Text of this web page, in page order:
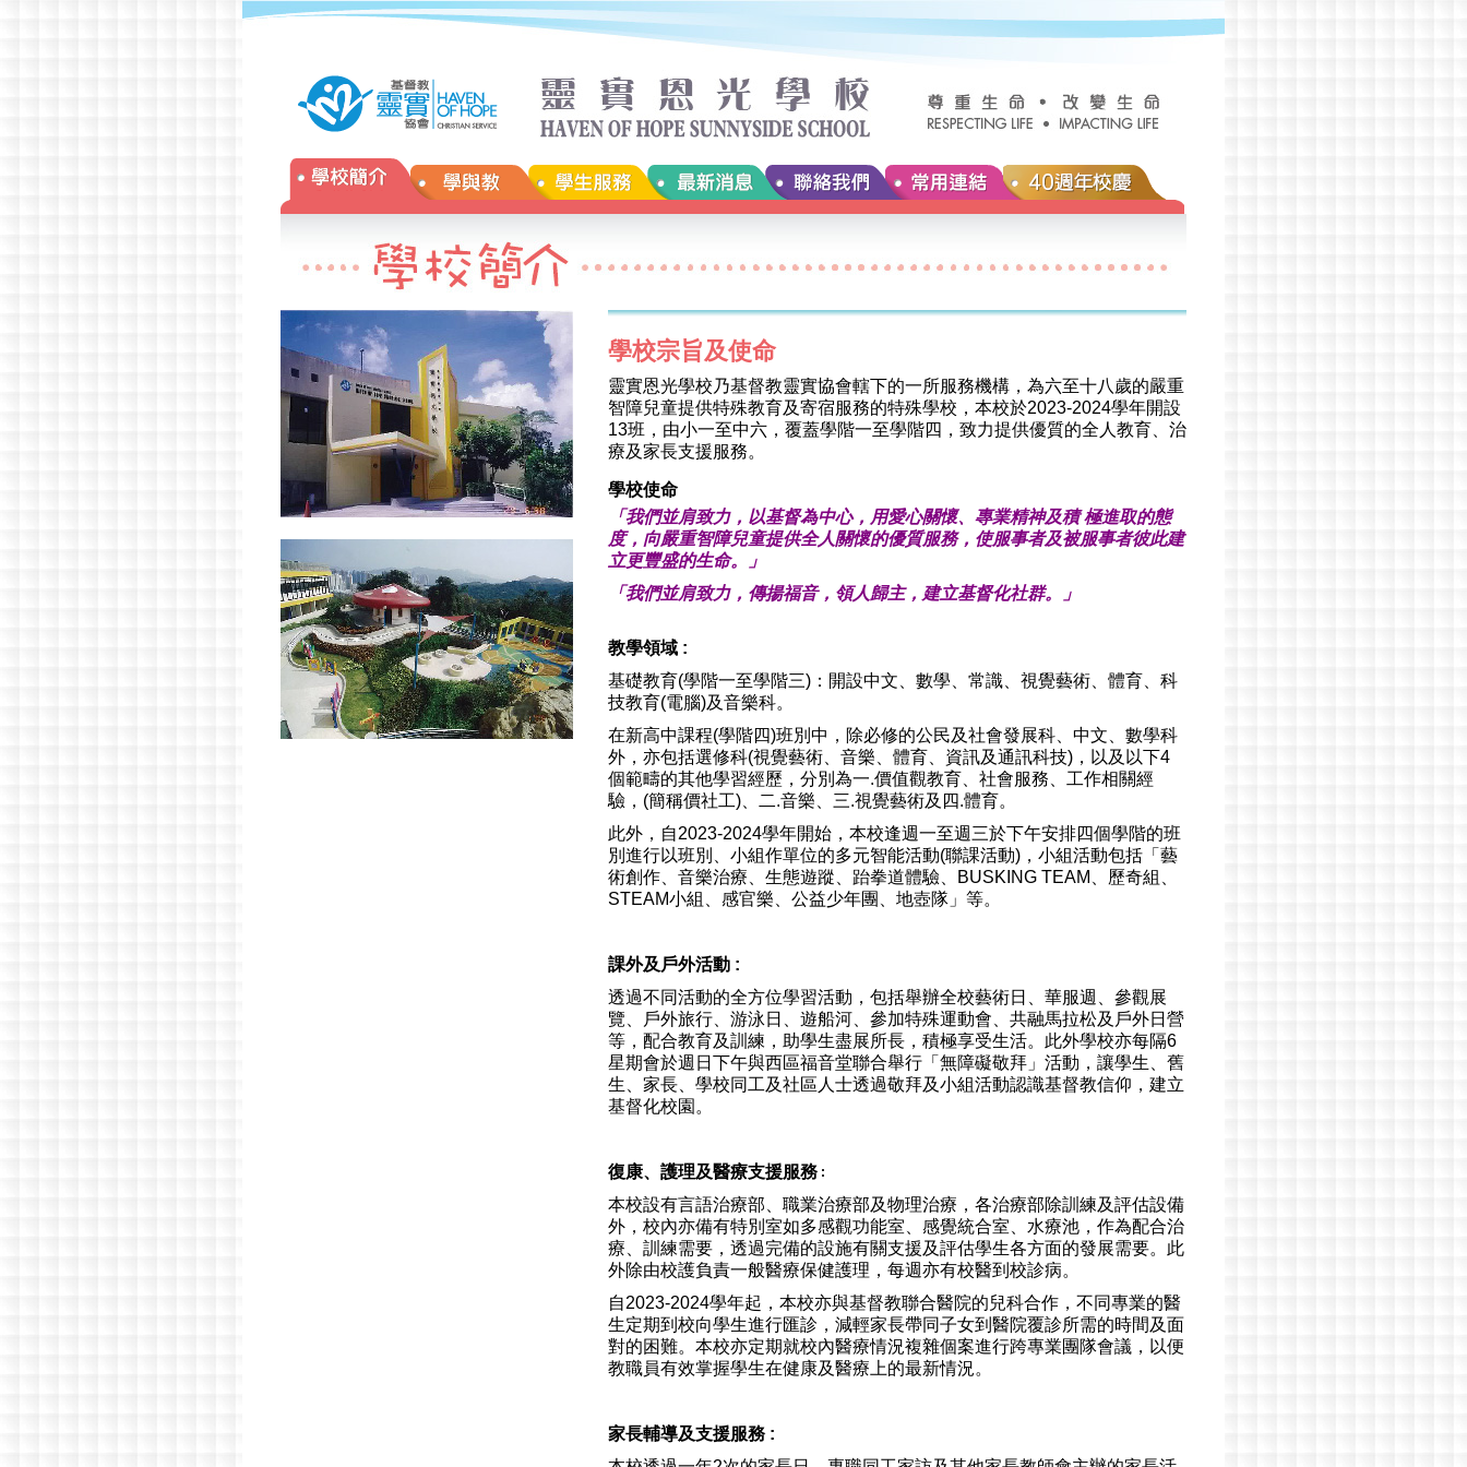
學校宗旨及使命
靈實恩光學校乃基督教靈實協會轄下的一所服務機構，為六至十八歲的嚴重
智障兒童提供特殊教育及寄宿服務的特殊學校，本校於2023-2024學年開設
13班，由小一至中六，覆蓋學階一至學階四，致力提供優質的全人教育、治
療及家長支援服務。
學校使命
「我們並肩致力，以基督為中心，用愛心關懷、專業精神及積 極進取的態
度，向嚴重智障兒童提供全人關懷的優質服務，使服事者及被服事者彼此建
立更豐盛的生命。」
「我們並肩致力，傳揚福音，領人歸主，建立基督化社群。」
教學領域 :
基礎教育(學階一至學階三)：開設中文、數學、常識、視覺藝術、體育、科
技教育(電腦)及音樂科。
在新高中課程(學階四)班別中，除必修的公民及社會發展科、中文、數學科
外，亦包括選修科(視覺藝術、音樂、體育、資訊及通訊科技)，以及以下4
個範疇的其他學習經歷，分別為一.價值觀教育、社會服務、工作相關經
驗，(簡稱價社工)、二.音樂、三.視覺藝術及四.體育。
此外，自2023-2024學年開始，本校逢週一至週三於下午安排四個學階的班
別進行以班別、小組作單位的多元智能活動(聯課活動)，小組活動包括「藝
術創作、音樂治療、生態遊蹤、跆拳道體驗、BUSKING TEAM、歷奇組、
STEAM小組、感官樂、公益少年團、地壺隊」等。
課外及戶外活動 :
透過不同活動的全方位學習活動，包括舉辦全校藝術日、華服週、參觀展
覽、戶外旅行、游泳日、遊船河、參加特殊運動會、共融馬拉松及戶外日營
等，配合教育及訓練，助學生盡展所長，積極享受生活。此外學校亦每隔6
星期會於週日下午與西區福音堂聯合舉行「無障礙敬拜」活動，讓學生、舊
生、家長、學校同工及社區人士透過敬拜及小組活動認識基督教信仰，建立
基督化校園。
復康、護理及醫療支援服務 :
本校設有言語治療部、職業治療部及物理治療，各治療部除訓練及評估設備
外，校內亦備有特別室如多感觀功能室、感覺統合室、水療池，作為配合治
療、訓練需要，透過完備的設施有關支援及評估學生各方面的發展需要。此
外除由校護負責一般醫療保健護理，每週亦有校醫到校診病。
自2023-2024學年起，本校亦與基督教聯合醫院的兒科合作，不同專業的醫
生定期到校向學生進行匯診，減輕家長帶同子女到醫院覆診所需的時間及面
對的困難。本校亦定期就校內醫療情況複雜個案進行跨專業團隊會議，以便
教職員有效掌握學生在健康及醫療上的最新情況。
家長輔導及支援服務 :